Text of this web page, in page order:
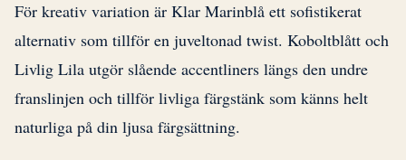
För kreativ variation är Klar Marinblå ett sofistikerat
alternativ som tillför en juveltonad twist. Koboltblått och
Livlig Lila utgör slående accentliners längs den undre
franslinjen och tillför livliga färgstänk som känns helt
naturliga på din ljusa färgsättning.